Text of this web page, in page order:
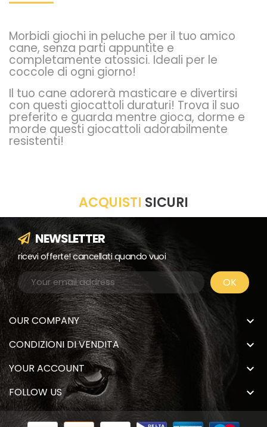
Morbidi giochi in peluche per il tuo amico
cane, senza parti appuntite e
completamente atossici. Ideali per le
coccole di ogni giorno!
Il tuo cane adorerà masticare e divertirsi
con questi giocattoli duraturi! Trova il suo
preferito e guarda mentre gioca, dorme e
morde questi giocattoli adorabilmente
resistenti!
ACQUISTI SICURI
NEWSLETTER
ricevi offerte! cancellati quando vuoi
OUR COMPANY 
CONDIZIONI DI VENDITA 
YOUR ACCOUNT 
FOLLOW US 